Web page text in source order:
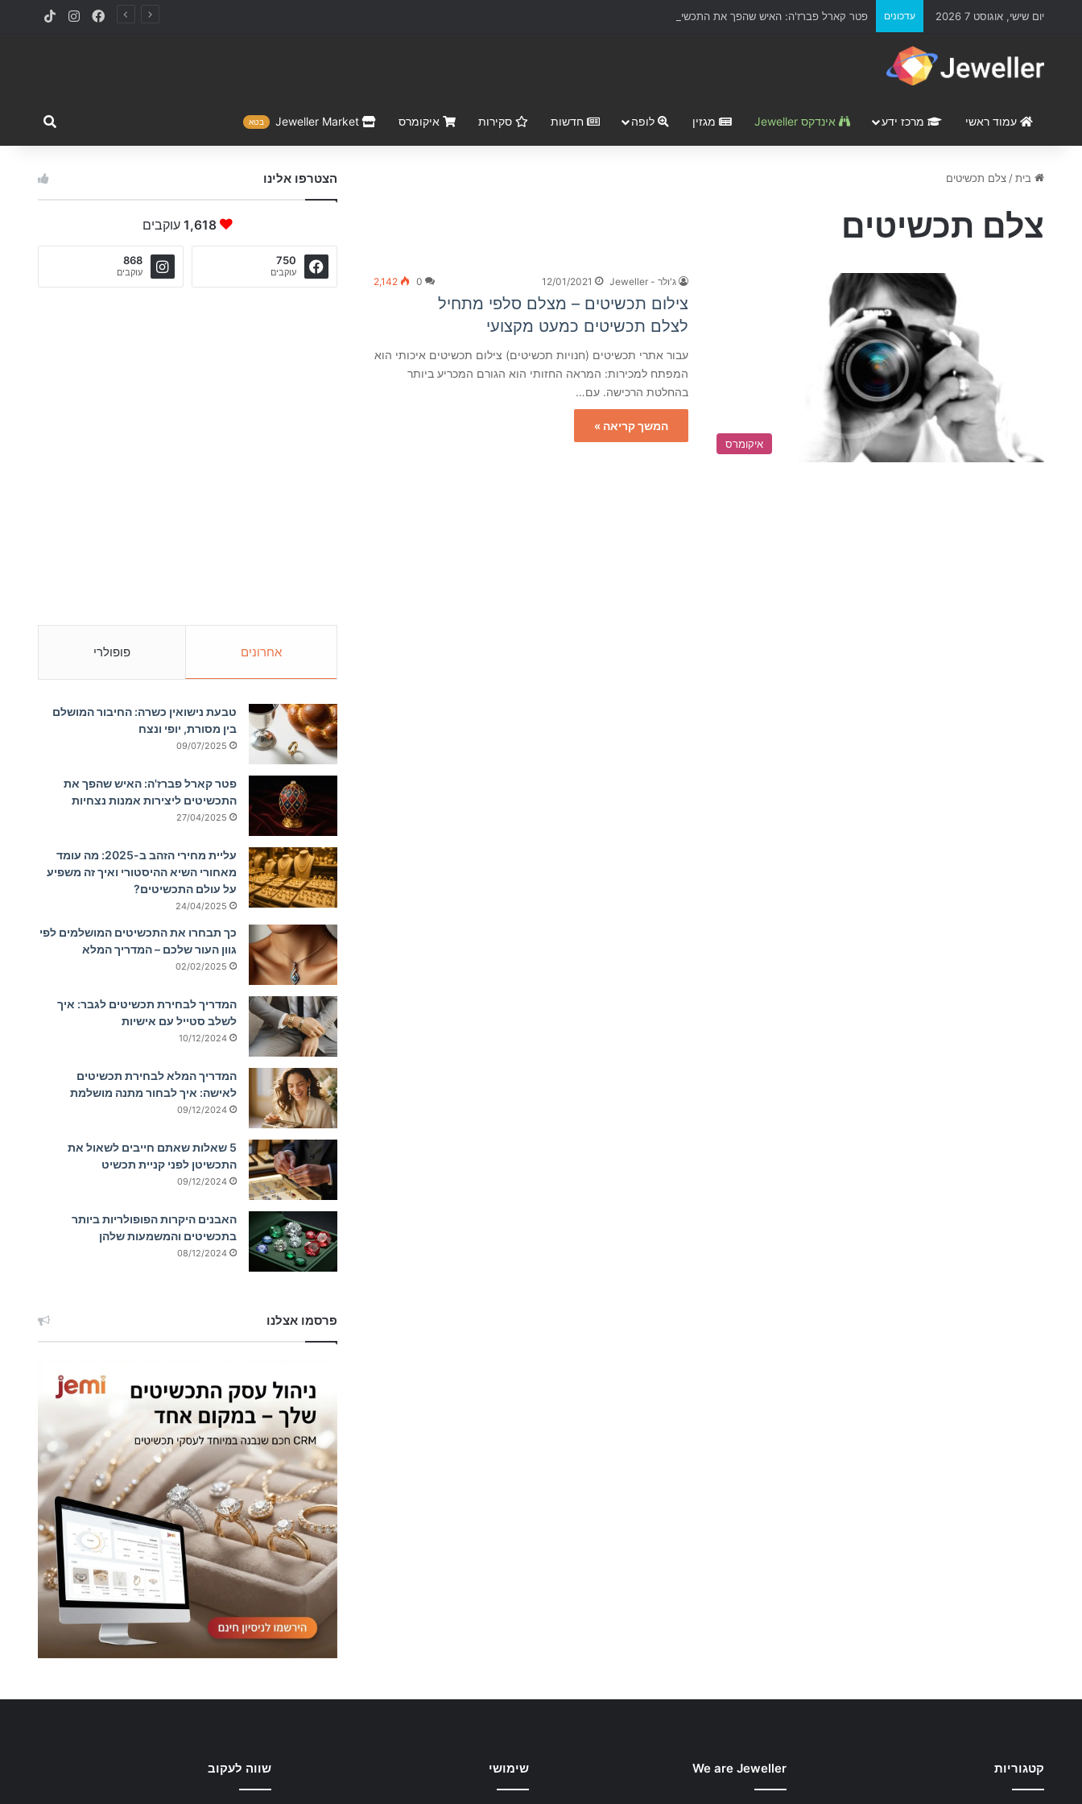
יום שישי, אוגוסט 7 2026 עדכונים פטר קארל פברז'ה: האיש שהפך את התכשיטים ליצירות אמנות נצחיות Facebook
Instagram
עמוד ראשי מרכז ידע אינדקס Jeweller מגזין לופה חדשות סקירות איקומרס Jeweller Market בטא מה
בית/ צלם תכשיטים
צלם תכשיטים
איקומרס
ג'ולר - Jeweller 12/01/2021
0
2,142
צילום תכשיטים – מצלם סלפי מתחיל
לצלם תכשיטים כמעט מקצועי
עבור אתרי תכשיטים (חנויות תכשיטים) צילום תכשיטים איכותי הוא
המפתח למכירות: המראה החזותי הוא הגורם המכריע ביותר
בהחלטת הרכישה. עם…
המשך קריאה »
הצטרפו אלינו
1,618 עוקבים
750
עוקבים
868
עוקבים
אחרונים פופולרי
טבעת נישואין כשרה: החיבור המושלם
בין מסורת, יופי ונצח
09/07/2025
פטר קארל פברז'ה: האיש שהפך את
התכשיטים ליצירות אמנות נצחיות
27/04/2025
עליית מחירי הזהב ב-2025: מה עומד
מאחורי השיא ההיסטורי ואיך זה משפיע
על עולם התכשיטים?
24/04/2025
כך תבחרו את התכשיטים המושלמים לפי
גוון העור שלכם – המדריך המלא
02/02/2025
המדריך לבחירת תכשיטים לגבר: איך
לשלב סטייל עם אישיות
10/12/2024
המדריך המלא לבחירת תכשיטים
לאישה: איך לבחור מתנה מושלמת
09/12/2024
5 שאלות שאתם חייבים לשאול את
התכשיטן לפני קניית תכשיט
09/12/2024
האבנים היקרות הפופולריות ביותר
בתכשיטים והמשמעות שלהן
08/12/2024
פרסמו אצלנו
קטגוריות We are Jeweller שימושי שווה לעקוב